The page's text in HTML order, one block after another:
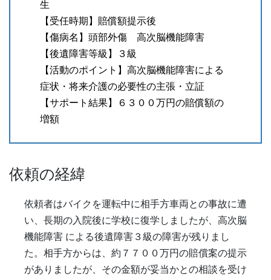
生
【受任時期】賠償額提示後
【傷病名】頭部外傷 高次脳機能障害
【後遺障害等級】３級
【活動のポイント】高次脳機能障害による
症状・将来介護の必要性の主張・立証
【サポート結果】６３００万円の賠償額の
増額
依頼の経緯
依頼者はバイクを運転中に相手方車両との事故に遭
い、長期の入院後に学校に復学しましたが、高次脳
機能障害 による後遺障害３級の障害が残りまし
た。相手方からは、約７７００万円の賠償案の提示
がありましたが、その金額が妥当かとの相談を受け